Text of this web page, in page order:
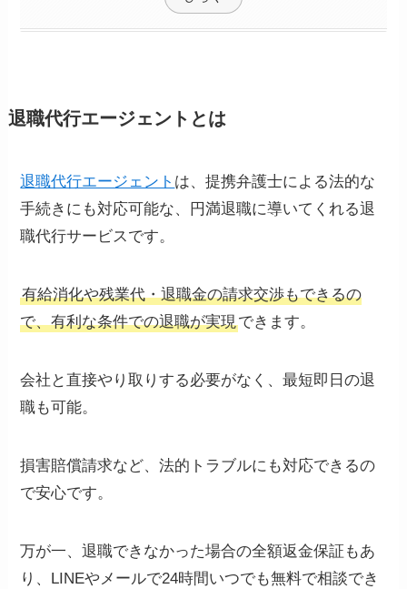
退職代行エージェントとは
退職代行エージェント は、提携弁護士による法的な
手続きにも対応可能な、円満退職に導いてくれる退
職代行サービスです。
有給消化や残業代・退職金の請求交渉もできるの
で、有利な条件での退職が実現できます。
会社と直接やり取りする必要がなく、最短即日の退
職も可能。
損害賠償請求など、法的トラブルにも対応できるの
で安心です。
万が一、退職できなかった場合の全額返金保証もあ
り、LINEやメールで24時間いつでも無料で相談でき